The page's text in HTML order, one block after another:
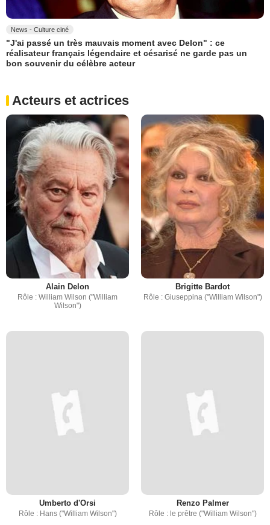
News - Culture ciné
"J'ai passé un très mauvais moment avec Delon" : ce
réalisateur français légendaire et césarisé ne garde pas un
bon souvenir du célèbre acteur
Acteurs et actrices
Alain Delon
Rôle : William Wilson ("William
Wilson")
Brigitte Bardot
Rôle : Giuseppina ("William Wilson")
Umberto d'Orsi
Rôle : Hans ("William Wilson")
Renzo Palmer
Rôle : le prêtre ("William Wilson")